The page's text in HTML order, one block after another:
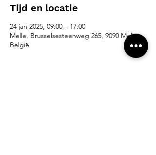
Tijd en locatie
24 jan 2025, 09:00 – 17:00
Melle, Brusselsesteenweg 265, 9090 Melle,
België